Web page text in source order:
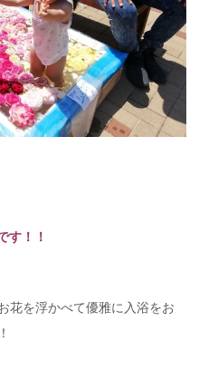
す！！
花を浮かべて優雅に入浴をお